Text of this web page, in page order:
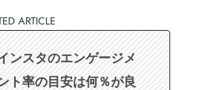
ARTICLE
ンスタのエンゲージメ
ト率の目安は何％が良